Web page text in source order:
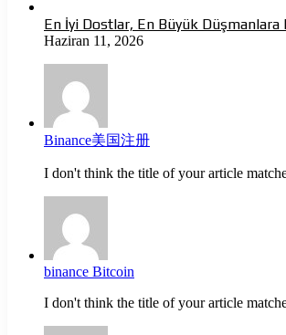
En İyi Dostlar, En Büyük Düşmanlara
Haziran 11, 2026
Binance美国注册
I don't think the title of your article
binance Bitcoin
I don't think the title of your article